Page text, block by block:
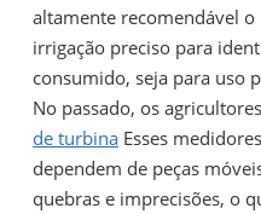
altamente recomendável
irrigação preciso para
consumido, seja para uso
No passado, os
de turbina Esses
dependem de peças
quebras e imprecisões, o